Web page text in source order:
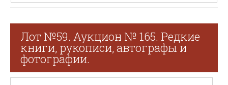
Лот №59. Аукцион № 165. Редкие
книги, рукописи, автографы и
фотографии.